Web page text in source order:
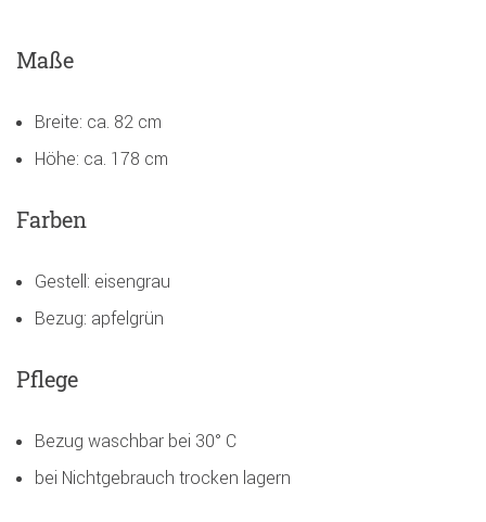
Maße
Breite: ca. 82 cm
Höhe: ca. 178 cm
Farben
Gestell: eisengrau
Bezug: apfelgrün
Pflege
Bezug waschbar bei 30° C
bei Nichtgebrauch trocken lagern